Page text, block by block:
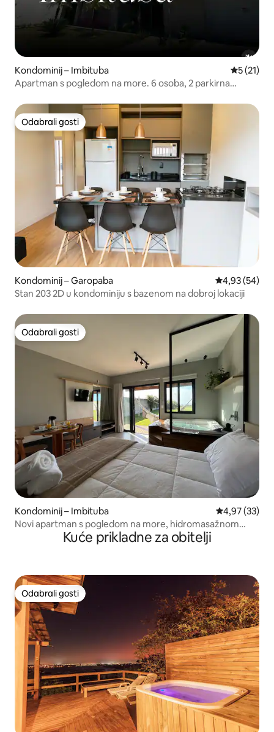
Kondominij – Imbituba Prosječna
5 (21)
Apartman s pogledom na more. 6 osoba, 2 parkirna
Odabrali gosti
Odabrali gosti
Kondominij – Garopaba Prosječna
4,93 (54)
Stan 203 2D u kondominiju s bazenom na dobroj lokaciji
Odabrali gosti
Odabrali gosti
Kondominij – Imbituba Prosječna
4,97 (33)
Novi apartman s pogledom na more, hidromasažnom
kadom i balkonomKuće prikladne za obitelji
Odabrali gosti
Odabrali gosti